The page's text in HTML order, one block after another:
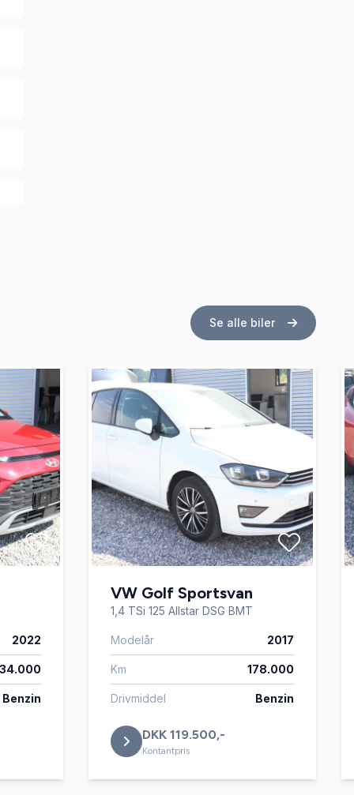
Se alle biler
2022
34.000
Benzin
VW Golf Sportsvan
1,4 TSi 125 Allstar DSG BMT
Modelår 2017
Km 178.000
Drivmiddel Benzin
DKK 119.500,-
Kontantpris